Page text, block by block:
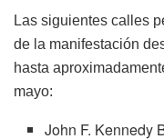
Las siguientes calles
de la manifestación
hasta
mayo:
John F. Kennedy